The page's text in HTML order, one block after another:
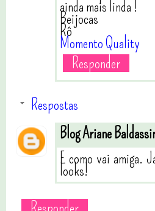
ainda mais linda !
Beijocas
Rô
Momento Quality
Responder
Respostas
Blog Ariane
E como vai amiga.
looks!